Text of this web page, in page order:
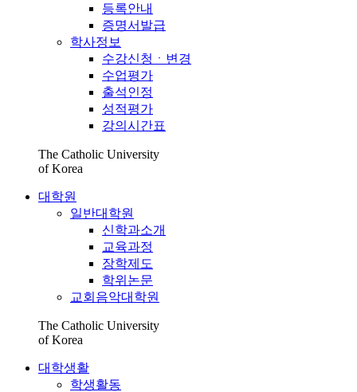
등록안내
증명서발급
학사정보
수강신청ㆍ변경
수업평가
출석인정
성적평가
강의시간표
The Catholic University
of Korea
대학원
일반대학원
신학과소개
교육과정
장학제도
학위논문
교회음악대학원
The Catholic University
of Korea
대학생활
학생활동